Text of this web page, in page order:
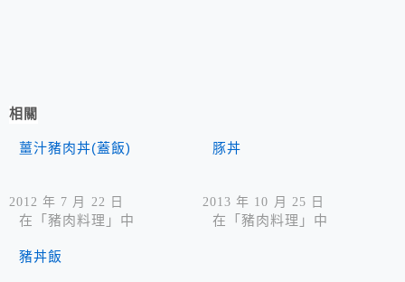
相關
薑汁豬肉丼(蓋飯)
2012 年 7 月 22 日
在「豬肉料理」中
豚丼
2013 年 10 月 25 日
在「豬肉料理」中
豬丼飯